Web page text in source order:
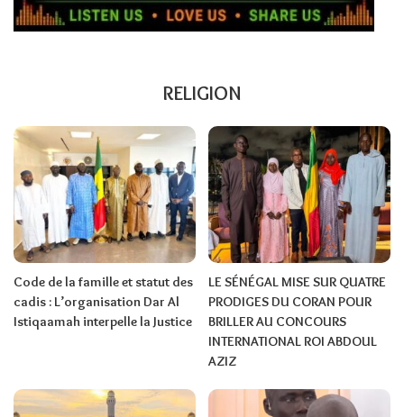
RELIGION
Code de la famille et statut des
cadis : L’organisation Dar Al
Istiqaamah interpelle la Justice
LE SÉNÉGAL MISE SUR QUATRE
PRODIGES DU CORAN POUR
BRILLER AU CONCOURS
INTERNATIONAL ROI ABDOUL
AZIZ